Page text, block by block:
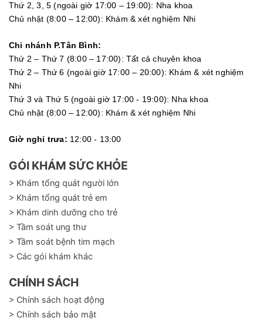
Thứ 2, 3, 5 (ngoài giờ 17:00 – 19:00): Nha khoa
Chủ nhật (8:00 – 12:00): Khám & xét nghiệm Nhi
Chi nhánh P.Tân Bình:
Thứ 2 – Thứ 7 (8:00 – 17:00): Tất cả chuyên khoa
Thứ 2 – Thứ 6 (ngoài giờ 17:00 – 20:00): Khám & xét nghiệm
Nhi
Thứ 3 và Thứ 5 (ngoài giờ 17:00 - 19:00): Nha khoa
Chủ nhật (8:00 – 12:00): Khám & xét nghiệm Nhi
Giờ nghỉ trưa: 12:00 - 13:00
GÓI KHÁM SỨC KHỎE
> Khám tổng quát người lớn
> Khám tổng quát trẻ em
> Khám dinh dưỡng cho trẻ
> Tầm soát ung thư
> Tầm soát bệnh tim mạch
> Các gói khám khác
CHÍNH SÁCH
> Chính sách hoạt động
> Chính sách bảo mật